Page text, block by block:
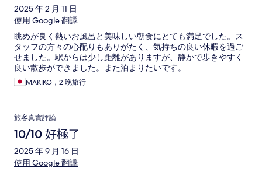
2025 年 2 月 11 日
使用 Google 翻譯
眺めが良く熱いお風呂と美味しい朝食にとても満足でした。ス
タッフの方々の心配りもありがたく、気持ちの良い休暇を過ご
せました。駅からは少し距離がありますが、静かで歩きやすく
良い散歩ができました。また泊まりたいです。
MAKIKO，2 晚旅行
旅客真實評論
10/10 好極了
2025 年 9 月 16 日
使用 Google 翻譯